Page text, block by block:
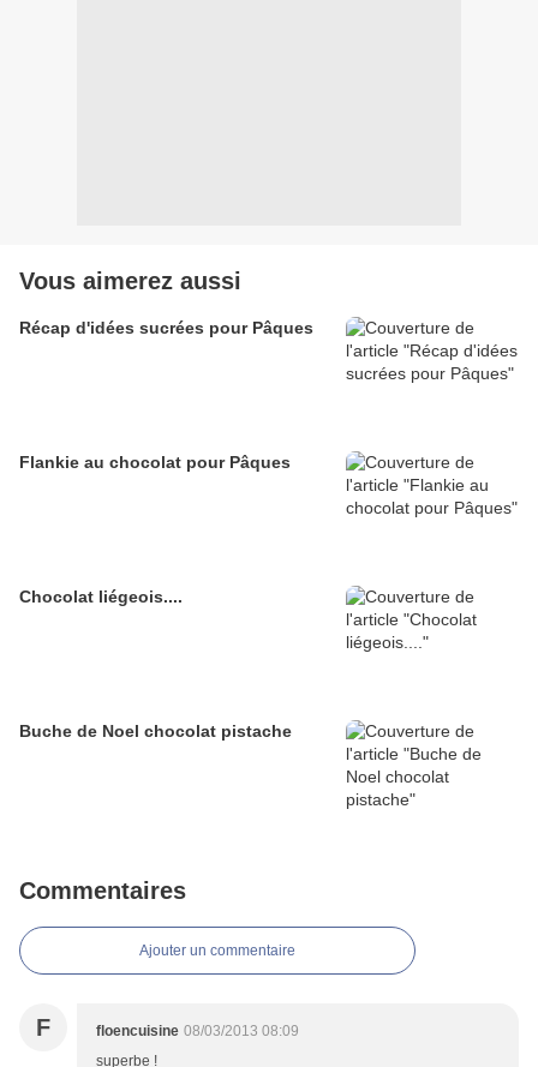
Vous aimerez aussi
Récap d'idées sucrées pour Pâques
Flankie au chocolat pour Pâques
Chocolat liégeois....
Buche de Noel chocolat pistache
Commentaires
Ajouter un commentaire
F floencuisine 08/03/2013 08:09
superbe !